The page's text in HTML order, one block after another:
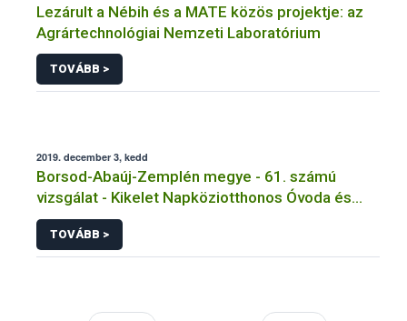
Lezárult a Nébih és a MATE közös projektje: az
Agrártechnológiai Nemzeti Laboratórium
TOVÁBB >
2019. december 3, kedd
Borsod-Abaúj-Zemplén megye - 61. számú
vizsgálat - Kikelet Napköziotthonos Óvoda és
Bölcsőde, Konyha és Étkezde - Tarcal
TOVÁBB >